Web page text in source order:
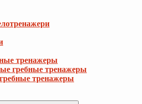
тренажеры
гребные тренажеры
тренажеры